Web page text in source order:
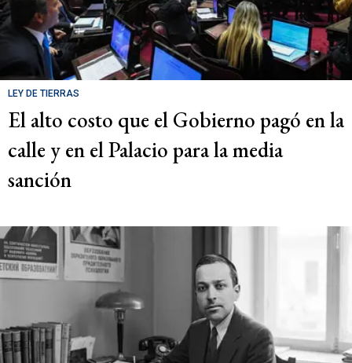
LEY DE TIERRAS
El alto costo que el Gobierno pagó en la
calle y en el Palacio para la media
sanción